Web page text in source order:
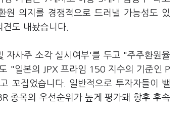
원 의지를 경쟁적으로 드러낼 가능성도 있
도 내놨습니다.
자사주 소각 실시여부'를 두고 "주주환원율
"일본의 JPX 프라임 150 지수의 기준인 P
꼬집었습니다. 일반적으로 투자자들이 밸
종목의 우선순위가 높게 평가돼 향후 후속